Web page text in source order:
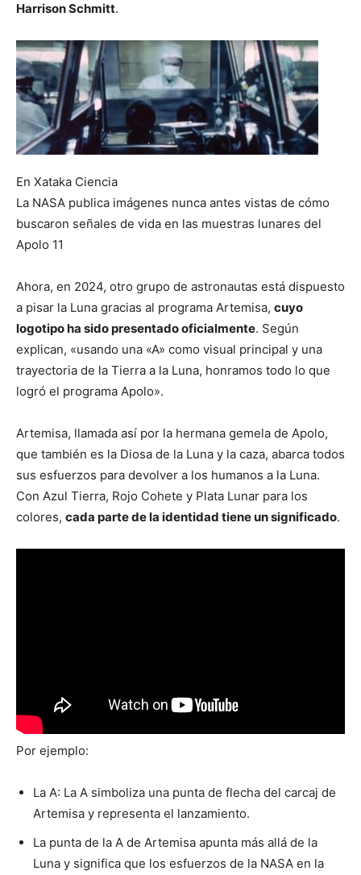
Harrison Schmitt.
En Xataka Ciencia
La NASA publica imágenes nunca antes vistas de cómo
buscaron señales de vida en las muestras lunares del
Apolo 11
Ahora, en 2024, otro grupo de astronautas está dispuesto
a pisar la Luna gracias al programa Artemisa, cuyo
logotipo ha sido presentado oficialmente. Según
explican, «usando una «A» como visual principal y una
trayectoria de la Tierra a la Luna, honramos todo lo que
logró el programa Apolo».
Artemisa, llamada así por la hermana gemela de Apolo,
que también es la Diosa de la Luna y la caza, abarca todos
sus esfuerzos para devolver a los humanos a la Luna.
Con Azul Tierra, Rojo Cohete y Plata Lunar para los
colores, cada parte de la identidad tiene un significado.
Por ejemplo:
La A: La A simboliza una punta de flecha del carcaj de
Artemisa y representa el lanzamiento.
La punta de la A de Artemisa apunta más allá de la
Luna y significa que los esfuerzos de la NASA en la